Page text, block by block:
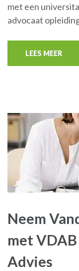
met een
advocaat
LEES MEER
Neem
met
Advies